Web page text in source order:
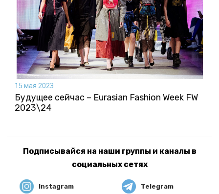
15 мая 2023
Будущее сейчас – Eurasian Fashion Week FW
2023\24
Подписывайся на наши группы и каналы в
социальных сетях
Instagram Telegram